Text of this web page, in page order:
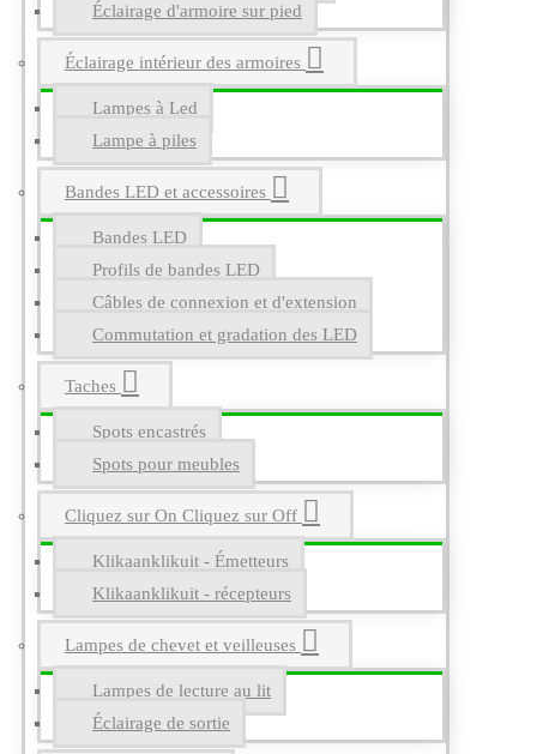
Éclairage d'armoire sur pied
Éclairage intérieur des armoires
Lampes à Led
Lampe à piles
Bandes LED et accessoires
Bandes LED
Profils de bandes LED
Câbles de connexion et d'extension
Commutation et gradation des LED
Taches
Spots encastrés
Spots pour meubles
Cliquez sur On Cliquez sur Off
Klikaanklikuit - Émetteurs
Klikaanklikuit - récepteurs
Lampes de chevet et veilleuses
Lampes de lecture au lit
Éclairage de sortie